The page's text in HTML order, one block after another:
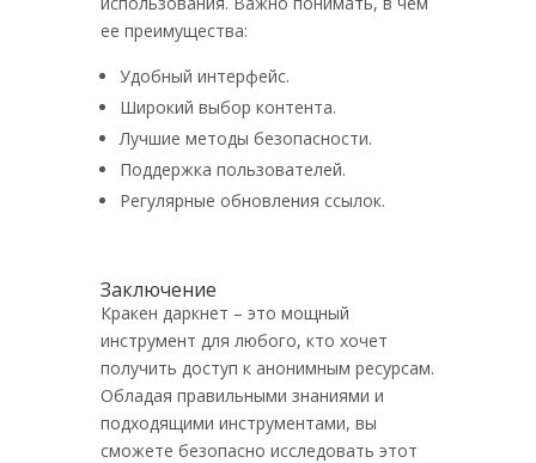
ее преимущества:
Удобный интерфейс.
Широкий выбор контента.
Лучшие методы безопасности.
Поддержка пользователей.
Регулярные обновления ссылок.
Заключение
Кракен даркнет – это мощный
инструмент для любого, кто хочет
получить доступ к анонимным ресурсам.
Обладая правильными знаниями и
подходящими инструментами, вы
сможете безопасно исследовать этот